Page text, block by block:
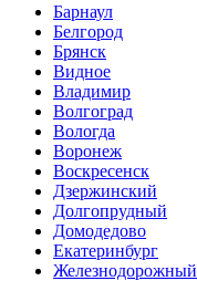
Барнаул
Белгород
Брянск
Видное
Владимир
Волгоград
Вологда
Воронеж
Воскресенск
Дзержинский
Долгопрудный
Домодедово
Екатеринбург
Железнодорожный